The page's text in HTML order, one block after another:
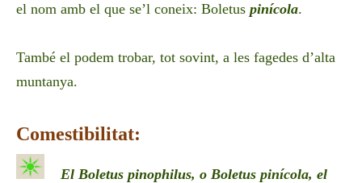
el nom amb el que se’l coneix: Boletus pinícola.
També el podem trobar, tot sovint, a les fagedes d’alta
muntanya.
Comestibilitat:
El Boletus pinophilus, o Boletus pinícola, el